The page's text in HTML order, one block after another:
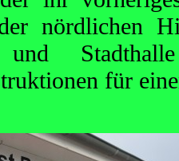
nördlichen
und
für